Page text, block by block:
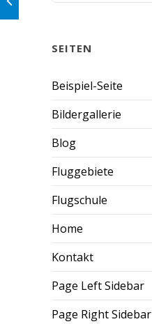
SEITEN
Beispiel-Seite
Bildergallerie
Blog
Fluggebiete
Flugschule
Home
Kontakt
Page Left Sidebar
Page Right Sidebar